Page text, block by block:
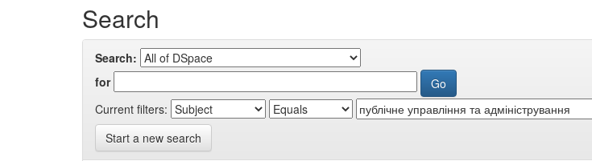
Search
Search:
for
Current filters:
Start a new search